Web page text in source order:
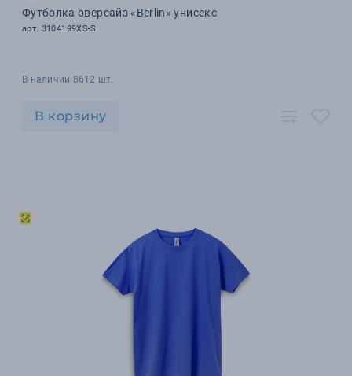
Футболка оверсайз «Berlin» унисекс
арт. 3104199XS-S
В наличии 8612 шт.
В корзину